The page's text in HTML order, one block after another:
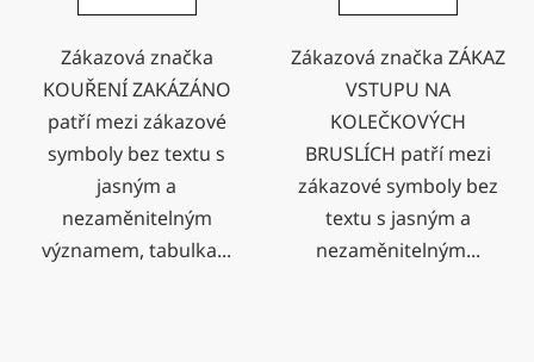
Zákazová značka
KOUŘENÍ ZAKÁZÁNO
patří mezi zákazové
symboly bez textu s
jasným a
nezaměnitelným
významem, tabulka...
Zákazová značka ZÁKAZ
VSTUPU NA
KOLEČKOVÝCH
BRUSLÍCH patří mezi
zákazové symboly bez
textu s jasným a
nezaměnitelným...